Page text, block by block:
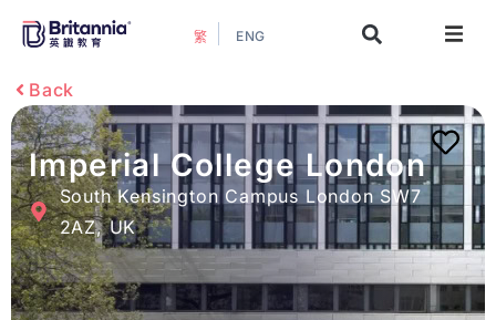
繁 ENG
最新活動
升學指南
升學資訊
Back
Imperial College London
South Kensington Campus London SW7
2AZ, UK